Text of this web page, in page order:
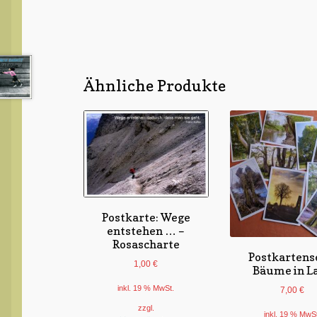
Ähnliche Produkte
Postkarte: Wege
entstehen … –
Rosascharte
1,00€
inkl. 19 % MwSt.
zzgl.
Bäume in
7,00€
inkl. 19 %